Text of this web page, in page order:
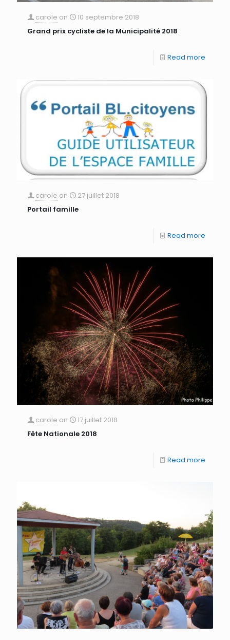
carole on
10 septembre 2018
Grand prix cycliste de la Municipalité 2018
Read more
carole on
27 juillet 2018
Portail famille
Read more
carole on
17 juillet 2018
Fête Nationale 2018
Read more